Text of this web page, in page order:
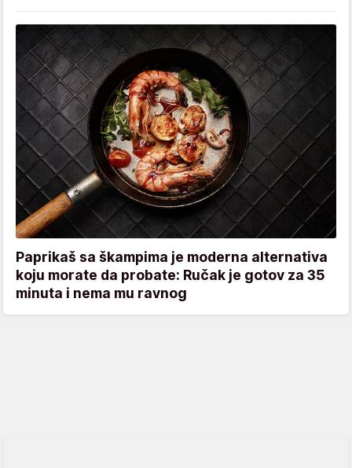
Paprikaš sa škampima je moderna alternativa
koju morate da probate: Ručak je gotov za 35
minuta i nema mu ravnog